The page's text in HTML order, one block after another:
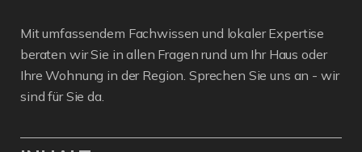
Mit umfassendem Fachwissen und lokaler Expertise
beraten wir Sie in allen Fragen rund um Ihr Haus oder
Ihre Wohnung in der Region. Sprechen Sie uns an - wir
sind für Sie da.